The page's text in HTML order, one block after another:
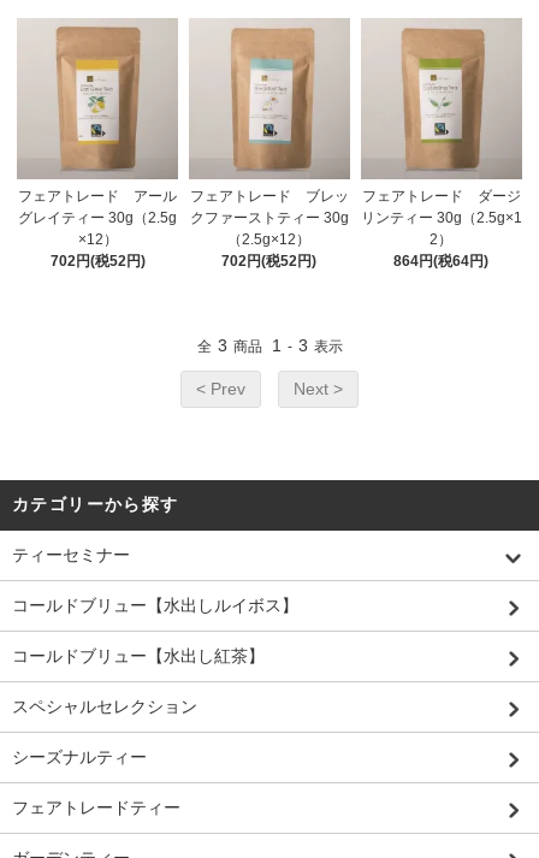
フェアトレード アール
グレイティー 30g（2.5g
×12）
702円(税52円)
フェアトレード ブレッ
クファーストティー 30g
（2.5g×12）
702円(税52円)
フェアトレード ダージ
リンティー 30g（2.5g×1
2）
864円(税64円)
全 3 商品 1 - 3 表示
< Prev Next >
カテゴリーから探す
ティーセミナー
コールドブリュー【水出しルイボス】
コールドブリュー【水出し紅茶】
スペシャルセレクション
シーズナルティー
フェアトレードティー